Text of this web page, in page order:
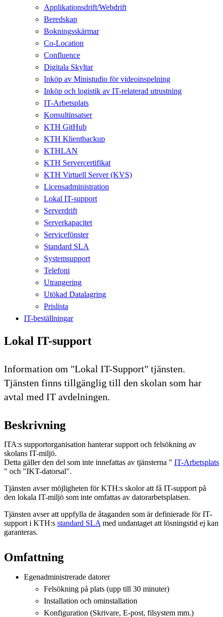
Applikationsdrift/Webdrift
Beredskap
Bokningsskärmar
Co-Location
Confluence
Digitala Skyltar
Inköp av Ministudio för videoinspelning
Inköp och logistik av IT-relaterad utrustning
IT-Arbetsplats
Konsultinsatser
KTH GitHub
KTH Klientbackup
KTHLAN
KTH Servercertifikat
KTH Virtuell Server (KVS)
Licensadministration
Lokal IT-support
Serverdrift
Serverkapacitet
Servicefönster
Standard SLA
Systemsupport
Telefoni
Utrangering
Utökad Datalagring
Prislista
IT-beställningar
Lokal IT-support
Information om "Lokal IT-Support" tjänsten.
Tjänsten finns tillgänglig till den skolan som har
avtal med IT avdelningen.
Beskrivning
ITA:s supportorganisation hanterar support och felsökning av
skolans IT-miljö.
Detta gäller den del som inte innefattas av tjänsterna " IT-Arbetsplats
" och "IKT-datorsal".
Tjänsten avser möjligheten för KTH:s skolor att få IT-support på
den lokala IT-miljö som inte omfattas av datorarbetsplatsen.
Tjänsten avser att uppfylla de åtaganden som är definierade för IT-
support i KTH:s standard SLA med undantaget att lösningstid ej kan
garanteras.
Omfattning
Egenadministrerade datorer
Felsökning på plats (upp till 30 minuter)
Installation och ominstallation
Konfiguration (Skrivare, E-post, filsystem mm.)